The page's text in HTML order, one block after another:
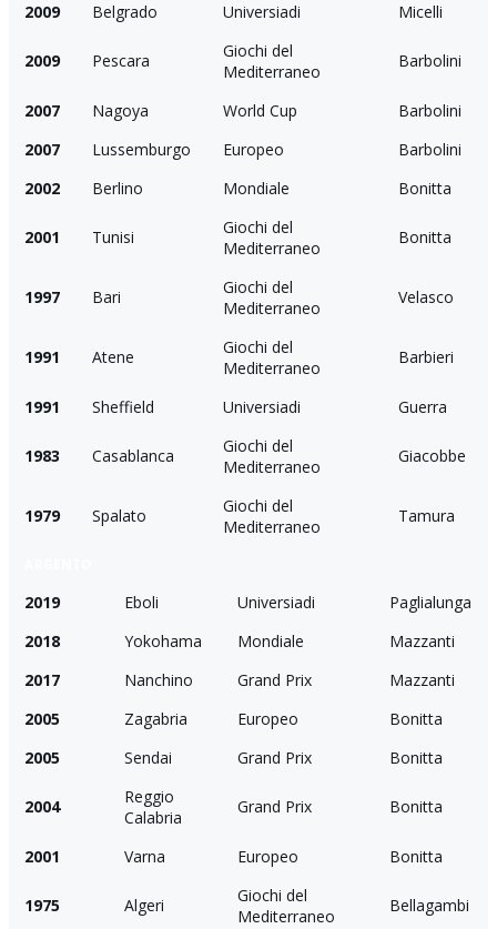
2009
Belgrado Universiadi Micelli
2009 Pescara
Giochi del
Mediterraneo
Barbolini
2007 Nagoya World Cup
Barbolini
2007
Lussemburgo Europeo
Barbolini
2002
Berlino Mondiale Bonitta
2001 Tunisi
Giochi del
Mediterraneo
Bonitta
1997 Bari
Giochi del
Mediterraneo
Velasco
1991 Atene
Giochi del
Mediterraneo
Barbieri
1991 Sheffield Universiadi Guerra
1983 Casablanca
Giochi del
Mediterraneo
Giacobbe
1979 Spalato
Giochi del
Mediterraneo
Tamura
2019 Eboli Universiadi
Paglialunga
2018
Yokohama Mondiale
Mazzanti
2017
Nanchino Grand Prix
Mazzanti
2005
Zagabria Europeo
Bonitta
2005
Sendai Grand Prix Bonitta
2004
Reggio
Calabria
Grand Prix Bonitta
2001 Varna Europeo Bonitta
1975 Algeri
Giochi del
Mediterraneo
Bellagambi